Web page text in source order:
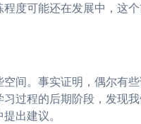
度可能还在发展中，这个
间。事实证明，偶尔有
过程的后期阶段，发现
出建议。